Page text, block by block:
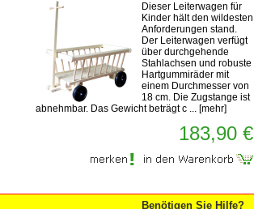
Dieser Leiterwagen für
Kinder hält den wildesten
Anforderungen stand.
Der Leiterwagen verfügt
über durchgehende
Stahlachsen und robuste
Hartgummiräder mit
einem Durchmesser von
18 cm. Die Zugstange ist
abnehmbar. Das Gewicht beträgt c ... [mehr]
183,90 €
Benötigen Sie Hilfe?